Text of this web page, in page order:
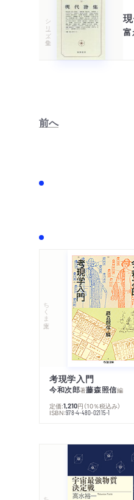
シリーズ・全集 富
前へ
ちくま文庫
考現学入門
今和次郎著藤森照信編
定価:1,210円 （10％税込み）
ISBN:978-4-480-02115-1